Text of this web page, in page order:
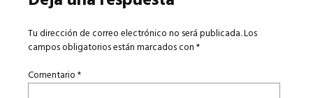
Tu dirección de correo electrónico no será publicada.Los
campos obligatorios están marcados con*
Comentario*